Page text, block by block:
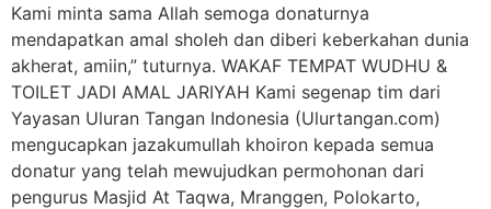
Kami minta sama Allah semoga donaturnya
mendapatkan amal sholeh dan diberi keberkahan dunia
akherat, amiin,” tuturnya. WAKAF TEMPAT WUDHU &
TOILET JADI AMAL JARIYAH Kami segenap tim dari
Yayasan Uluran Tangan Indonesia (Ulurtangan.com)
mengucapkan jazakumullah khoiron kepada semua
donatur yang telah mewujudkan permohonan dari
pengurus Masjid At Taqwa, Mranggen, Polokarto,